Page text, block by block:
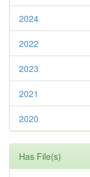
2024
2022
2023
2021
2020
Has File(s)